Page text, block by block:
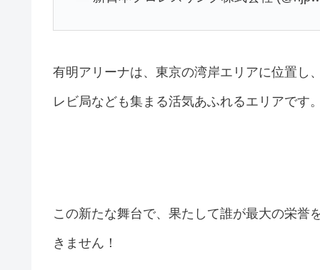
有明アリーナは、東京の湾岸エリアに位置し
レビ局なども集まる活気あふれるエリアです
この新たな舞台で、果たして誰が最大の栄誉
きません！